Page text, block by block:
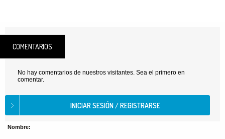
COMENTARIOS
No hay comentarios de nuestros visitantes. Sea el primero en
comentar.
Nombre: